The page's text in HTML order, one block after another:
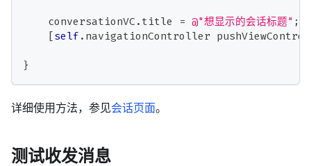
    conversationVC
. title = @"想显示的会话标题" ;
[self . navigationController
}
详细使用方法，参见会话页面。
测试收发消息